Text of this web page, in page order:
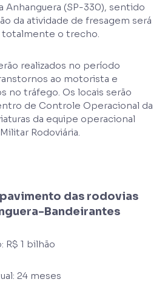
Anhanguera (SP-330), sentido
da atividade de fresagem será
o trecho.
realizados no período
ao motorista e
no tráfego. Os locais serão
de Controle Operacional da
da equipe operacional
Rodoviária.
das rodovias
Bandeirantes
1 bilhão
24 meses